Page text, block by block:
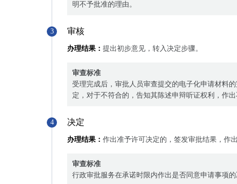
明不予批准的理由。
3 审核
办理结果： 提出初步意见，转入决定步骤。
审查标准
受理完成后，审批人员审查提交的电子化申请材料
定，对于不符合的，告知其陈述申辩听证权利，作出
4 决定
办理结果： 作出准予许可决定的，签发审批结果，作
审查标准
行政审批服务在承诺时限内作出是否同意申请事项的